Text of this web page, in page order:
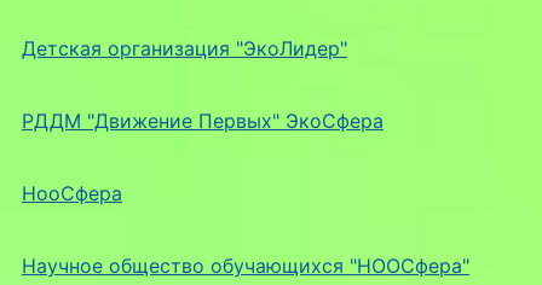
Детская организация "ЭкоЛидер"
РДДМ "Движение Первых" ЭкоСфера
НооСфера
Научное общество обучающихся "НООСфера"